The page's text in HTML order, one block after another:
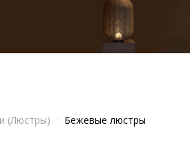
(Люстры) Бежевые люстры